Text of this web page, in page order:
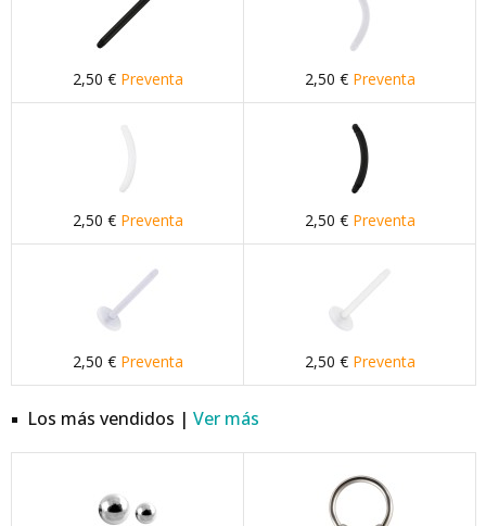
2,50 € Preventa 2,50 € Preventa
2,50 € Preventa 2,50 € Preventa
2,50 € Preventa 2,50 € Preventa
Los más vendidos | Ver más